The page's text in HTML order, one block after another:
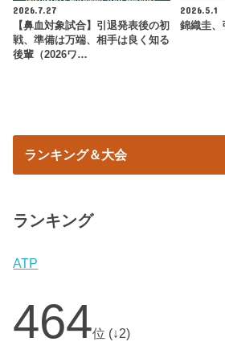
2026.7.27
【鼻血対象試合】引退発表後の初
戦、準備は万端、相手は良く知る
後輩（2026ワ…
2026.5.1
錦織圭、
ランキング＆大会
ランキング
ATP
464位 (↓2)